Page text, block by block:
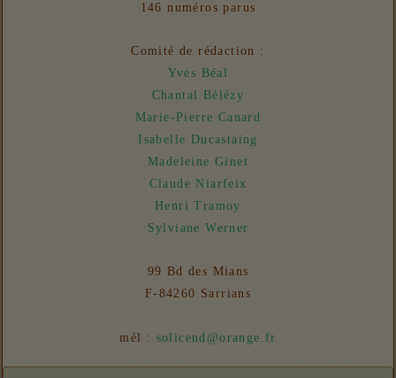
- Un euro ne fait pas le printemps
146 numéros parus
Comité de rédaction :
Yves Béal
Chantal Bélézy
Marie-Pierre Canard
Isabelle Ducastaing
Madeleine Ginet
Claude Niarfeix
Henri Tramoy
Sylviane Werner
99 Bd des Mians
F-84260 Sarrians
mél : solicend@orange.fr